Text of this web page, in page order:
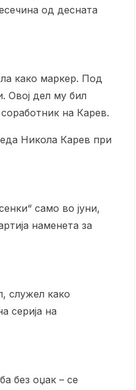
од десната
како маркер. Под
Овој дел му бил
на Карев.
Никола Карев при
само во јуни,
наменета за
служел како
серија на
без оџак – се